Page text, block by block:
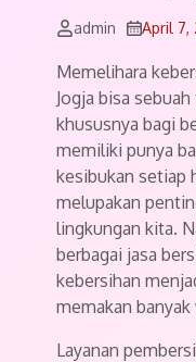
admin April 7,
Memelihara
Jogja bisa
khususnya bagi
memiliki punya
kesibukan setiap
melupakan
lingkungan kita.
berbagai jasa
kebersihan
memakan
Layanan